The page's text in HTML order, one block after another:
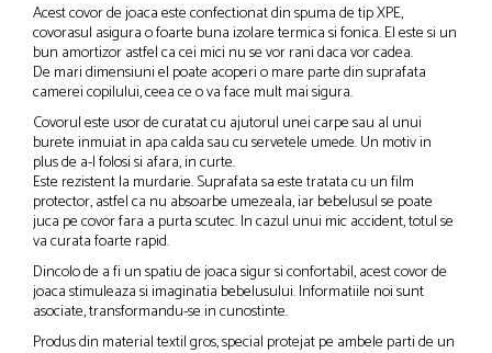
Acest covor de joaca este confectionat din spuma de tip XPE,
covorasul asigura o foarte buna izolare termica si fonica. El este si un
bun amortizor astfel ca cei mici nu se vor rani daca vor cadea.
De mari dimensiuni el poate acoperi o mare parte din suprafata
camerei copilului, ceea ce o va face mult mai sigura.
Covorul este usor de curatat cu ajutorul unei carpe sau al unui
burete inmuiat in apa calda sau cu servetele umede. Un motiv in
plus de a-l folosi si afara, in curte.
Este rezistent la murdarie. Suprafata sa este tratata cu un film
protector, astfel ca nu absoarbe umezeala, iar bebelusul se poate
juca pe covor fara a purta scutec. In cazul unui mic accident, totul se
va curata foarte rapid.
Dincolo de a fi un spatiu de joaca sigur si confortabil, acest covor de
joaca stimuleaza si imaginatia bebelusului. Informatiile noi sunt
asociate, transformandu-se in cunostinte.
Produs din material textil gros, special protejat pe ambele parti de un